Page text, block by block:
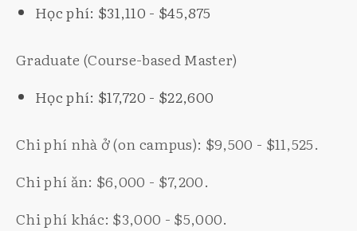
Học phí: $31,110 - $45,875
Graduate (Course-based Master)
Học phí: $17,720 - $22,600
Chi phí nhà ở (on campus): $9,500 - $11,525.
Chi phí ăn: $6,000 - $7,200.
Chi phí khác: $3,000 - $5,000.